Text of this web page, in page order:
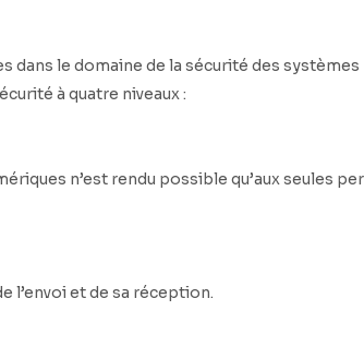
le domaine de la sécurité des systèmes
à quatre niveaux :
n’est rendu possible qu’aux seules
l’envoi et de sa réception.